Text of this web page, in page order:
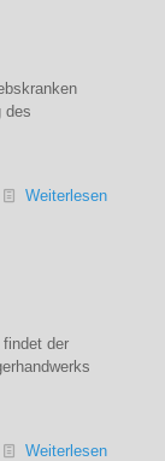
des
Weiterlesen
der
Weiterlesen